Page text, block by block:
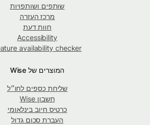
שותפים ושותפויות
מרכז העזרה
חוות דעת
Accessibility
Feature availability checker
המוצרים של Wise
שליחת כספים לחו״ל
חשבון Wise
כרטיס חיוב בינלאומי
העברת סכום גדול